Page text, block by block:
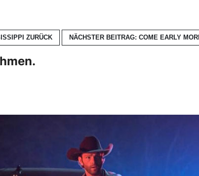
ZURÜCK NÄCHSTER BEITRAG: COME EARLY